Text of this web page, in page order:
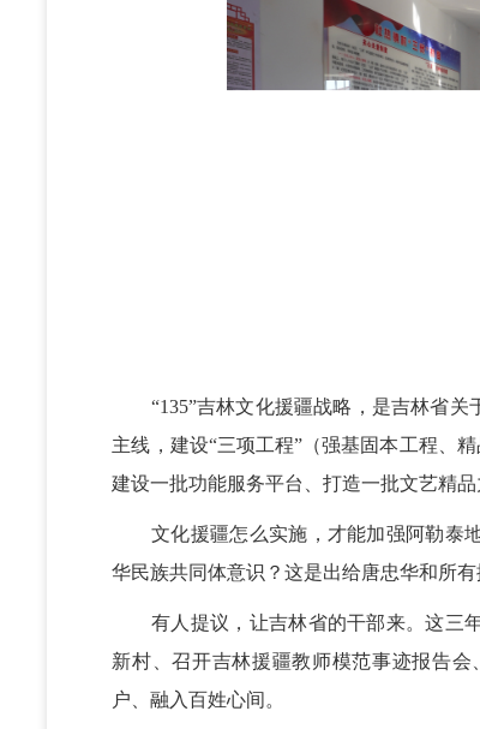
“135”吉林文化援疆战略，是吉林省关
主线，建设“三项工程”（强基固本工程、
建设一批功能服务平台、打造一批文艺精
文化援疆怎么实施，才能加强阿勒泰地
华民族共同体意识？这是出给唐忠华和所
有人提议，让吉林省的干部来。这三年
新村、召开吉林援疆教师模范事迹报告
户、融入百姓心间。